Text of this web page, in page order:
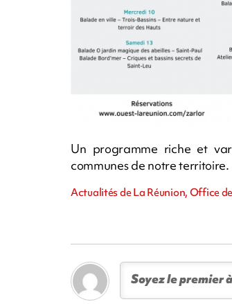
Un programme riche et
communes de notre territoire.
Actualités de La Réunion, Office